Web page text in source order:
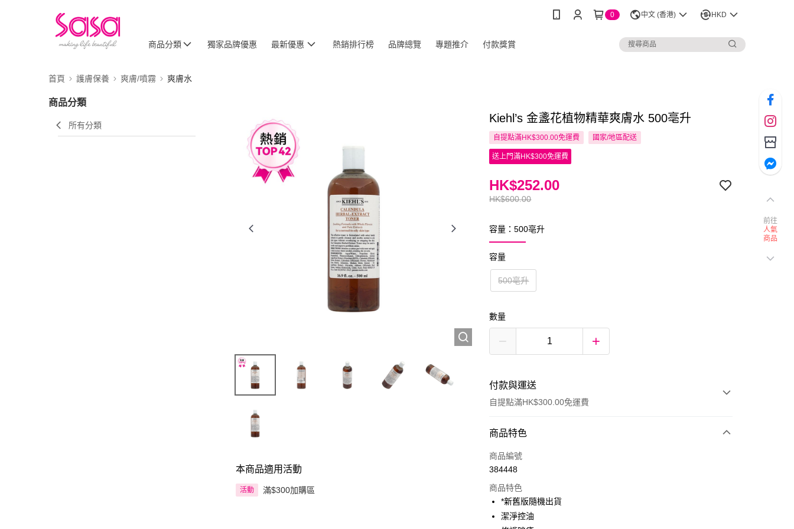
0 中文 (香港) HKD
商品分類 獨家品牌優惠 最新優惠 熱銷排行榜 品牌總覽 專題推介 付款獎賞
首頁 護膚保養 爽膚/噴霧 爽膚水
商品分類
所有分類
本商品適用活動
活動 滿$300加購區
Kiehl’s 金盞花植物精華爽膚水 500亳升
自提點滿HK$300.00免運費 國家/地區配送
送上門滿HK$300免運費
HK$600.00
HK$252.00
容量：500亳升
容量
500亳升
數量
付款與運送
自提點滿HK$300.00免運費
付款方式
信用卡
AlipayHK
PayMe
商品特色
商品編號
384448
商品特色
*新舊版隨機出貨
潔淨控油
前往
人氣
商品